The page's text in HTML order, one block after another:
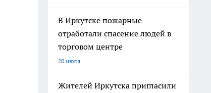
В Иркутске пожарные
отработали спасение людей в
торговом центре
20 июля
Жителей Иркутска пригласили